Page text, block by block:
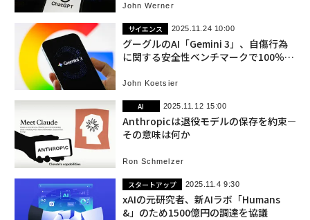
John Werner
サイエンス 2025.11.24 10:00
グーグルのAI「Gemini 3」、自傷行為
に関する安全性ベンチマークで100％達
John Koetsier
AI 2025.11.12 15:00
Anthropicは退役モデルの保存を約束――
その意味は何か
Ron Schmelzer
スタートアップ 2025.11.4 9:30
xAIの元研究者、新AIラボ「Humans
&」のため1500億円の調達を協議